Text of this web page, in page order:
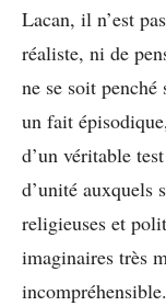
Lacan, il n’est
réaliste, ni de
ne se soit
un fait
d’un véritable
d’unité auxquels
religieuses et
imaginaires très
incompréhensible.